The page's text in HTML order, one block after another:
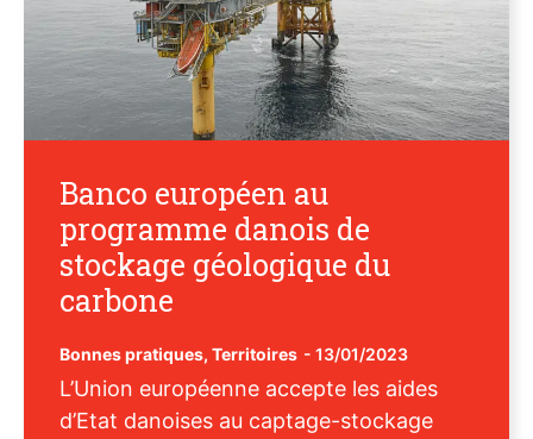
Banco européen au
programme danois de
stockage géologique du
carbone
Bonnes pratiques, Territoires - 13/01/2023
L’Union européenne accepte les aides
d’Etat danoises au captage-stockage